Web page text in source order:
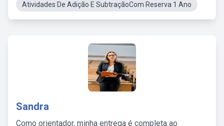
Atividades De Adição E SubtraçãoCom Reserva 1 Ano
Sandra
Como orientador, minha entrega é completa ao